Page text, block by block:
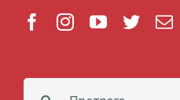
Facebook
Instagram
YouTube
Twitter
Е-
Претрага: